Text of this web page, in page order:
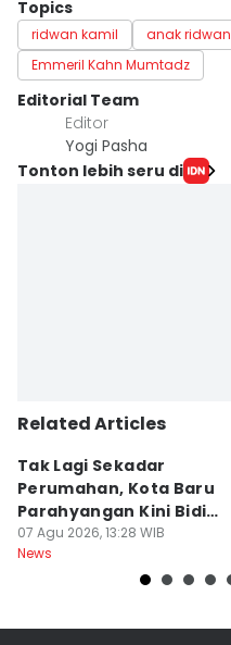
Topics
ridwan kamil anak
Emmeril Kahn Mumtadz
Editorial Team
Editor
Yogi Pasha
Tonton lebih seru di
Related Articles
Tak Lagi Sekadar
Perumahan, Kota Baru
Parahyangan Kini Bidik
Wisatawan
07 Agu 2026, 13:28 WIB
News